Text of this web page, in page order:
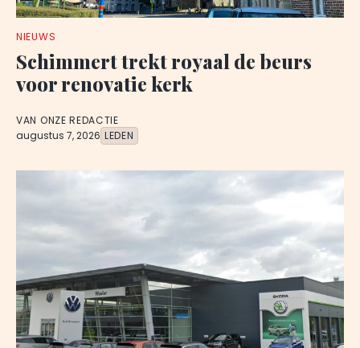
NIEUWS
Schimmert trekt royaal de beurs
voor renovatie kerk
VAN ONZE REDACTIE
augustus 7, 2026 LEDEN